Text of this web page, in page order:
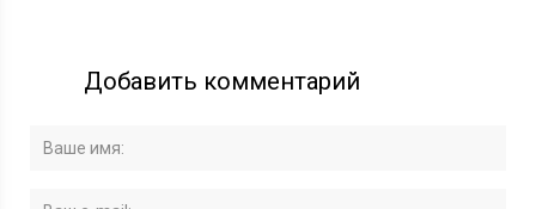
Добавить комментарий